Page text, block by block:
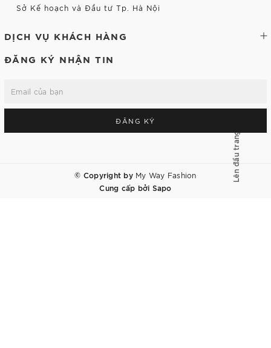
Sở Kế hoạch và Đầu tư Tp. Hà Nội
DỊCH VỤ KHÁCH HÀNG
ĐĂNG KÝ NHẬN TIN
ĐĂNG KÝ
© Copyright by My Way Fashion
Cung cấp bởi Sapo
Lên đầu trang